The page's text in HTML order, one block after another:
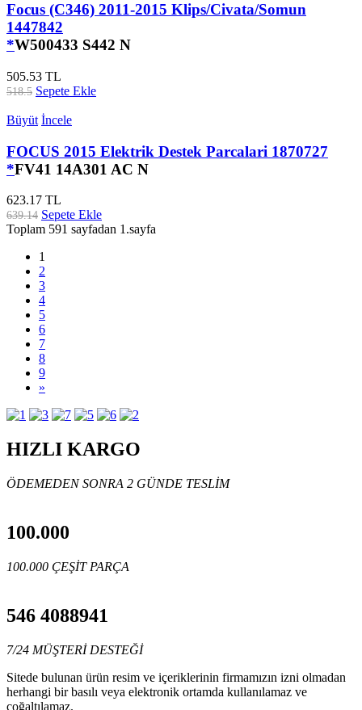
Focus (C346) 2011-2015 Klips/Civata/Somun
1447842
*W500433 S442 N
505.53 TL
518.5 Sepete Ekle
Büyüt İncele
FOCUS 2015 Elektrik Destek Parcalari 1870727
*FV41 14A301 AC N
623.17 TL
639.14 Sepete Ekle
Toplam 591 sayfadan 1.sayfa
1
2
3
4
5
6
7
8
9
»
HIZLI KARGO
ÖDEMEDEN SONRA 2 GÜNDE TESLİM
100.000
100.000 ÇEŞİT PARÇA
546 4088941
7/24 MÜŞTERİ DESTEĞİ
Sitede bulunan ürün resim ve içeriklerinin firmamızın izni olmadan
herhangi bir basılı veya elektronik ortamda kullanılamaz ve
çoğaltılamaz.